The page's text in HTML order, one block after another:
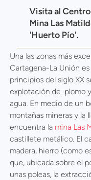
Visita al
Mina Las
'Huerto Pío'.
Una las zonas más
Cartagena-La Unión
principios del siglo XX
explotación de plomo
agua. En medio de un
montañas mineras y la
encuentra la mina Las
castillete metálico. El
madera, hierro (como
que, ubicada sobre el
unas poleas, la